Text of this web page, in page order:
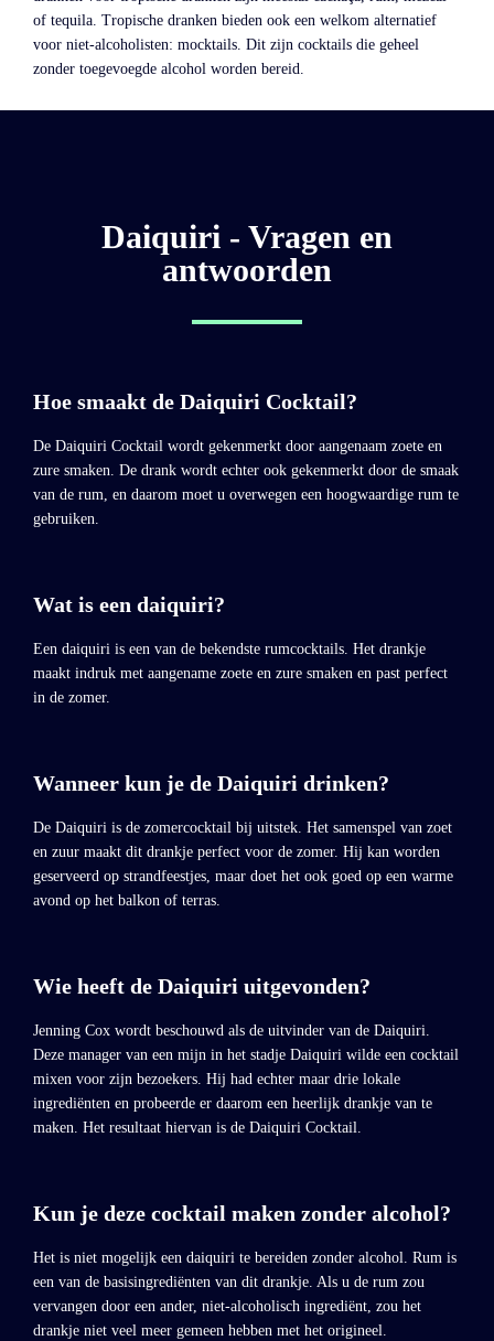
of tequila. Tropische dranken bieden ook een welkom alternatief
voor niet-alcoholisten: mocktails. Dit zijn cocktails die geheel
zonder toegevoegde alcohol worden bereid.
Daiquiri - Vragen en
antwoorden
Hoe smaakt de Daiquiri Cocktail?
De Daiquiri Cocktail wordt gekenmerkt door aangenaam zoete en
zure smaken. De drank wordt echter ook gekenmerkt door de smaak
van de rum, en daarom moet u overwegen een hoogwaardige rum te
gebruiken.
Wat is een daiquiri?
Een daiquiri is een van de bekendste rumcocktails. Het drankje
maakt indruk met aangename zoete en zure smaken en past perfect
in de zomer.
Wanneer kun je de Daiquiri drinken?
De Daiquiri is de zomercocktail bij uitstek. Het samenspel van zoet
en zuur maakt dit drankje perfect voor de zomer. Hij kan worden
geserveerd op strandfeestjes, maar doet het ook goed op een warme
avond op het balkon of terras.
Wie heeft de Daiquiri uitgevonden?
Jenning Cox wordt beschouwd als de uitvinder van de Daiquiri.
Deze manager van een mijn in het stadje Daiquiri wilde een cocktail
mixen voor zijn bezoekers. Hij had echter maar drie lokale
ingrediënten en probeerde er daarom een heerlijk drankje van te
maken. Het resultaat hiervan is de Daiquiri Cocktail.
Kun je deze cocktail maken zonder alcohol?
Het is niet mogelijk een daiquiri te bereiden zonder alcohol. Rum is
een van de basisingrediënten van dit drankje. Als u de rum zou
vervangen door een ander, niet-alcoholisch ingrediënt, zou het
drankje niet veel meer gemeen hebben met het origineel.